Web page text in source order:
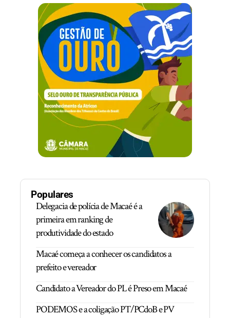
Populares
Delegacia de polícia de Macaé é a
primeira em ranking de
produtividade do estado
Macaé começa a conhecer os candidatos a
prefeito e vereador
Candidato a Vereador do PL é Preso em Macaé
PODEMOS e a coligação PT/PCdoB e PV